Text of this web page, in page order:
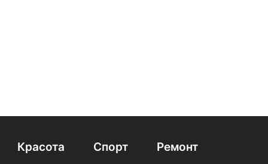
Красота Спорт
Ремонт